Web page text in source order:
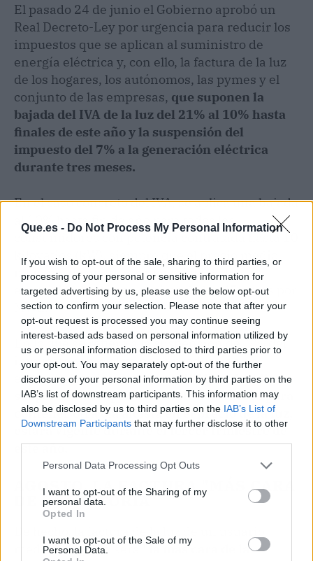
Que.es - Do Not Process My Personal Information
If you wish to opt-out of the sale, sharing to third parties, or
processing of your personal or sensitive information for
targeted advertising by us, please use the below opt-out
section to confirm your selection. Please note that after your
opt-out request is processed you may continue seeing
interest-based ads based on personal information utilized by
us or personal information disclosed to third parties prior to
your opt-out. You may separately opt-out of the further
disclosure of your personal information by third parties on the
IAB’s list of downstream participants. This information may
also be disclosed by us to third parties on the IAB’s List of
Downstream Participants that may further disclose it to other
Personal Data Processing Opt Outs
I want to opt-out of the Sharing of my
personal data.
Opted In
I want to opt-out of the Sale of my
Personal Data.
El pasado 24 de junio el Gobierno aprobó un
Real Decreto-Ley por urgencia para reducir los
impuestos que se aplican al suministro de
energía eléctrica y, con ello, la factura de la luz
de los hogares, los autónomos, las pymes y el
conjunto de las empresas, que suponen la
bajada del IVA de la luz del 21% al 10% hasta
finales de este año y la suspensión del
impuesto del 7% a la generación eléctrica
durante tres meses.
En el caso concreto del IVA, se aplica una bajada
al 10% hasta fin de año para todos los
consumidores con potencia contratada hasta 10
kilovatios (kW), siempre que el precio medio
mensual del mercado mayorista de la
electricidad esté por encima de los 45 euros por
MWh.
En lo que se refiere a la suspensión del 7% del
impuesto sobre el valor de producción de
energía eléctrica,que ya en 2018 se decidió su
suspensión temporal durante seis meses para
contener otra ola alcista en el precio de la luz,
estará vigente durante el tercer trimestre de
este año.
AGOSTO, LA FACTURA "MÁS CARA
DE LA HISTORIA"
medio en agosto será "la más cara de la